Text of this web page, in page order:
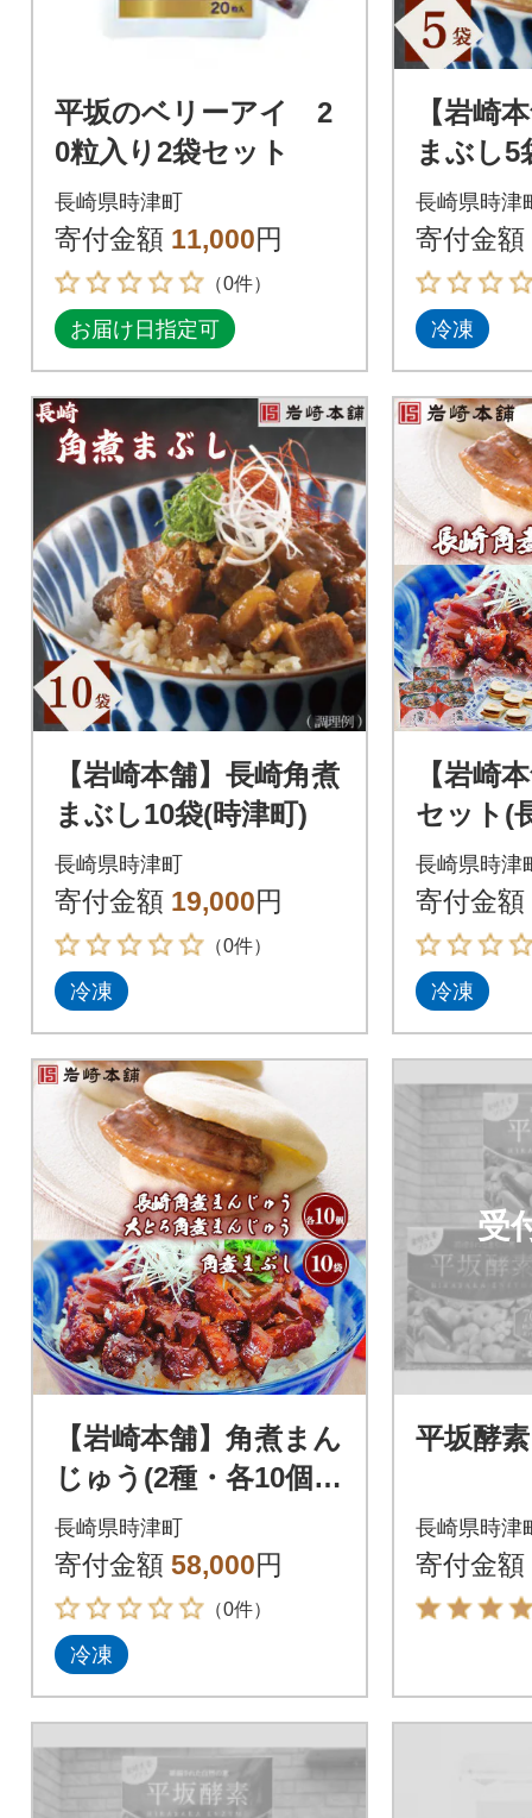
平坂のベリーアイ 2
0粒入り2袋セット
長崎県時津町
寄付金額 11,000円
（0件）
お届け日指定可
【岩崎
まぶし5
長崎県時津
寄付金額
冷凍
【岩崎本舗】長崎角煮
まぶし10袋(時津町)
長崎県時津町
寄付金額 19,000円
（0件）
冷凍
【岩崎
セット(
じゅう5
袋詰め
長崎県時津
寄付金額
冷凍
【岩崎本舗】角煮まん
じゅう(2種・各10個)
と角煮まぶし(10袋)の
詰め合わせ(時津町)
長崎県時津町
寄付金額 58,000円
（0件）
冷凍
受
平坂酵素
長崎県時津
寄付金額